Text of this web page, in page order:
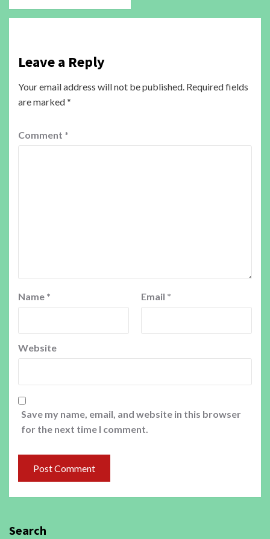
Leave a Reply
Your email address will not be published. Required fields
are marked*
Comment *
Name * Email *
Website
Save my name, email, and website in this browser
for the next time I comment.
Search